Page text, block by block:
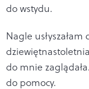
do wstydu.
Nagle usłyszałam
do mnie
do pomocy.